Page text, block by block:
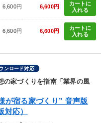
6,600円 6,600円
カートに
入れる
6,600円 6,600円
カートに
入れる
ンロード対応
の家づくりを指南「業界の風
が宿る家づくり” 音声版
対応）